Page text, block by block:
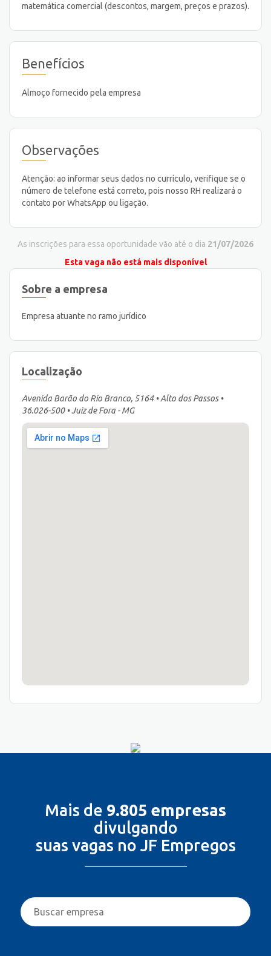
matemática comercial (descontos, margem, preços e prazos).
Benefícios
Almoço fornecido pela empresa
Observações
Atenção: ao informar seus dados no currículo, verifique se o
número de telefone está correto, pois nosso RH realizará o
contato por WhatsApp ou ligação.
As inscrições para essa oportunidade vão até o dia 21/07/2026
Esta vaga não está mais disponível
Sobre a empresa
Empresa atuante no ramo jurídico
Localização
Avenida Barão do Rio Branco, 5164 • Alto dos Passos •
36.026-500 • Juiz de Fora - MG
Mais de 9.805 empresas
divulgando
suas vagas no JF Empregos